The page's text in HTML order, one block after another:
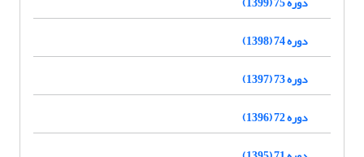
دوره 74 (1398)
دوره 73 (1397)
دوره 72 (1396)